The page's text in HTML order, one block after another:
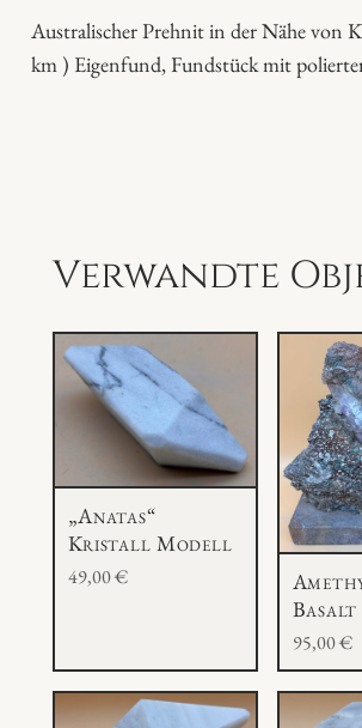
e
Australischer Prehnit in der Nähe von
km ) Eigenfund, Fundstück mit polierter
Verwandte
„Anatas“
Kristall Modell
49,00€
Basalt
95,00€